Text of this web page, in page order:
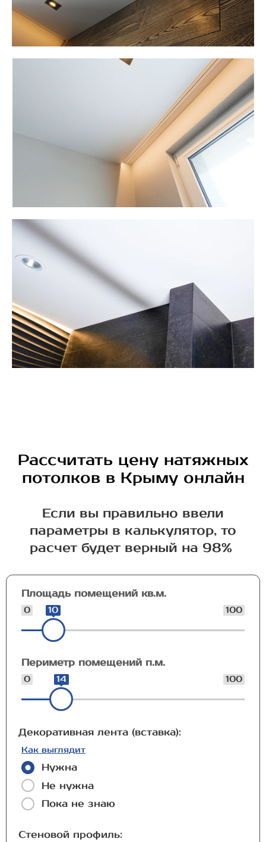
Рассчитать цену натяжных
потолков в Крыму онлайн
Если вы правильно ввели
параметры в калькулятор, то
расчет будет верный на 98%
Площадь помещений кв.м.
0 100
10
Периметр помещений п.м.
0 100
14
Декоративная лента (вставка):
Как выглядит
Нужна
Не нужна
Пока не знаю
Стеновой профиль: